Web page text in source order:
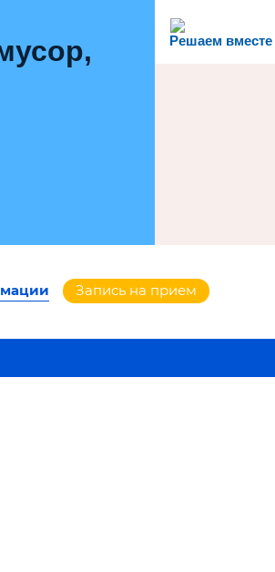
Решаем вместе
Запись на прием